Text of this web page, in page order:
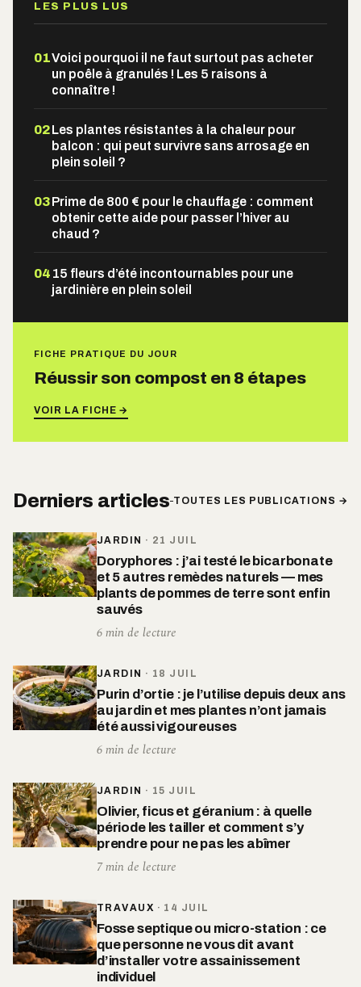
LES PLUS LUS
01Voici pourquoi il ne faut surtout pas acheter
un poêle à granulés ! Les 5 raisons à
connaître !
02Les plantes résistantes à la chaleur pour
balcon : qui peut survivre sans arrosage en
plein soleil ?
03Prime de 800 € pour le chauffage : comment
obtenir cette aide pour passer l’hiver au
chaud ?
04 15 fleurs d’été incontournables pour une
jardinière en plein soleil
FICHE PRATIQUE DU JOUR
Réussir son compost en 8 étapes
VOIR LA FICHE →
Derniers articles TOUTES LES PUBLICATIONS →
JARDIN · 21 JUIL
Doryphores : j’ai testé le bicarbonate
et 5 autres remèdes naturels — mes
plants de pommes de terre sont enfin
sauvés
6 min de lecture
JARDIN · 18 JUIL
Purin d’ortie : je l’utilise depuis deux ans
au jardin et mes plantes n’ont jamais
été aussi vigoureuses
6 min de lecture
JARDIN · 15 JUIL
Olivier, ficus et géranium : à quelle
période les tailler et comment s’y
prendre pour ne pas les abîmer
7 min de lecture
TRAVAUX · 14 JUIL
Fosse septique ou micro-station : ce
que personne ne vous dit avant
d’installer votre assainissement
individuel